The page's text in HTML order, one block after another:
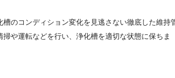
のコンディション変化を見逃さない徹底した維持
や運転などを行い、浄化槽を適切な状態に保ちま